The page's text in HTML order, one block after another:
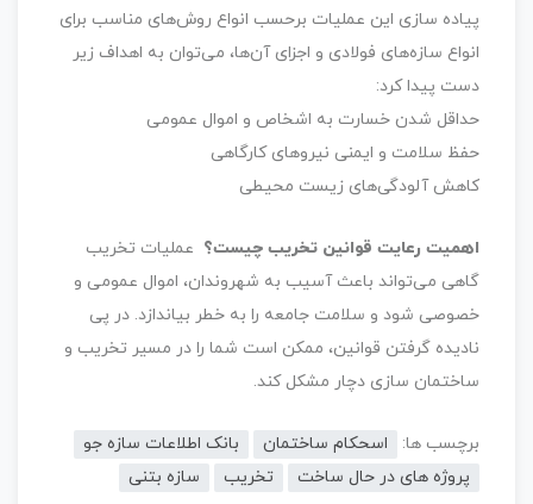
پیاده سازی این عملیات برحسب انواع روش‌های مناسب برای
انواع سازه‌های فولادی و اجزای آن‌ها، می‌توان به اهداف زیر
دست پیدا کرد:
حداقل شدن خسارت به اشخاص و اموال عمومی
حفظ سلامت و ایمنی نیروهای کارگاهی
کاهش آلودگی‌های زیست محیطی
اهمیت رعایت قوانین تخریب چیست؟ عملیات تخریب
گاهی می‌تواند باعث آسیب به شهروندان، اموال عمومی و
خصوصی شود و سلامت جامعه را به خطر بیاندازد. در پی
نادیده گرفتن قوانین، ممکن است شما را در مسیر تخریب و
ساختمان سازی دچار مشکل کند.
برچسب ها: اسحکام ساختمان
بانک اطلاعات سازه جو
پروژه های در حال ساخت
تخریب سازه بتنی